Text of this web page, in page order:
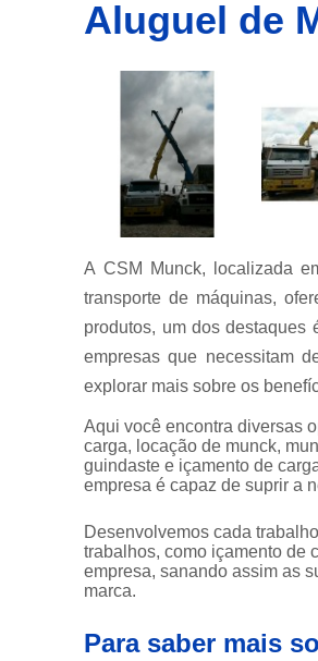
Aluguel de
A CSM Munck, localizada
transporte de máquinas,
produtos, um dos
empresas que necessitam
explorar mais sobre os
Aqui você encontra diversas
carga, locação de munck,
guindaste e içamento de
empresa é capaz de suprir a
Desenvolvemos cada
trabalhos, como içamento de
empresa, sanando assim as
marca.
Para saber mais